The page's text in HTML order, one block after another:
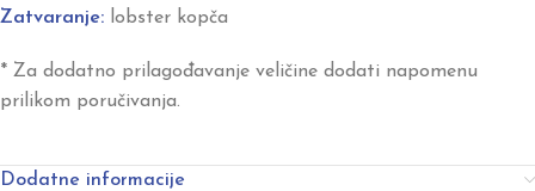
Zatvaranje: lobster kopča
* Za dodatno prilagođavanje veličine dodati napomenu
prilikom poručivanja.
Dodatne informacije